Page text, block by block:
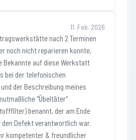
11. Feb. 2026
nach 2 Terminen
noch nicht reparieren konnte,
Bekannte auf diese Werkstatt
bei der telefonischen
der Beschreibung meines
"Übeltäter"
benannt, der am Ende
Defekt verantwortlich war.
kompetenter & freundlicher